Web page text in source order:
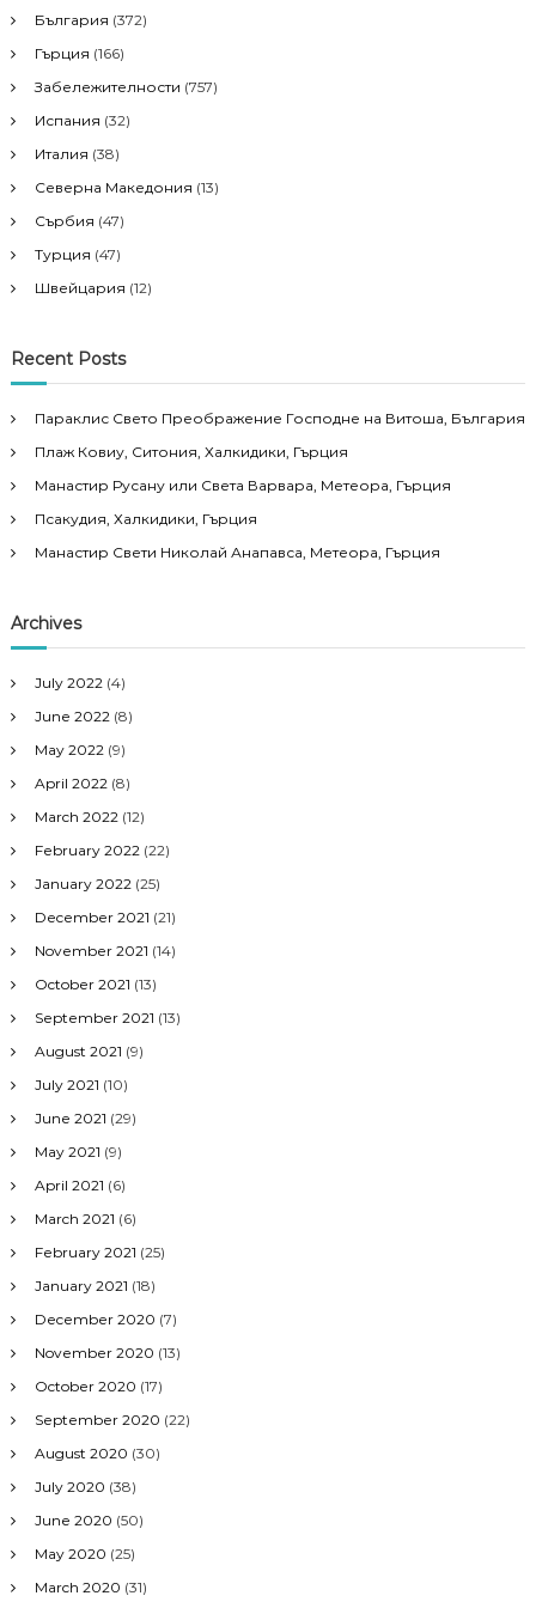
t
i
o
n
България (372)
Гърция (166)
Забележителности (757)
Испания (32)
Италия (38)
Северна Македония (13)
Сърбия (47)
Турция (47)
Швейцария (12)
Recent Posts
Параклис Свето Преображение Господне на Витоша, България
Плаж Ковиу, Ситония, Халкидики, Гърция
Манастир Русану или Света Варвара, Метеора, Гърция
Псакудия, Халкидики, Гърция
Манастир Свети Николай Анапавса, Метеора, Гърция
Archives
July 2022(4)
June 2022(8)
May 2022(9)
April 2022(8)
March 2022(12)
February 2022(22)
January 2022(25)
December 2021 (21)
November 2021 (14)
October 2021 (13)
September 2021 (13)
August 2021 (9)
July 2021 (10)
June 2021 (29)
May 2021 (9)
April 2021 (6)
March 2021 (6)
February 2021 (25)
January 2021 (18)
December 2020 (7)
November 2020 (13)
October 2020 (17)
September 2020 (22)
August 2020 (30)
July 2020 (38)
June 2020 (50)
May 2020 (25)
March 2020 (31)